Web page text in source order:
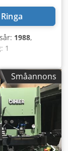
Ringa
1988,
1
kN 3 smal-
0,5 -
max 40 mm
400/min
Småannons